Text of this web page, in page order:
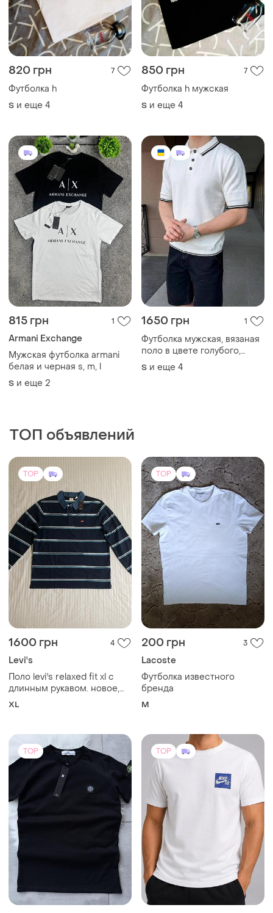
820 грн 7
Футболка h
S и еще 4
850 грн 7
Футболка h мужская
S и еще 4
815 грн 1
Armani Exchange
Мужская футболка armani
белая и черная s, m, l
S и еще 2
1650 грн 1
Футболка мужская, вязаная
поло в цвете голубого,
белого, графит, черный, беж
S и еще 4
ТОП объявлений
TOP
1600 грн 4
Levi's
Поло levi's relaxed fit xl с
длинным рукавом. новое,
оригинал
XL
TOP
200 грн 3
Lacoste
Футболка известного
бренда
M
TOP TOP